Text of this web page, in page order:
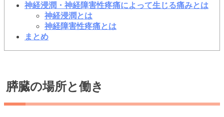
神経浸潤・神経障害性疼痛によって生じる痛みとは
神経浸潤とは
神経障害性疼痛とは
まとめ
膵臓の場所と働き